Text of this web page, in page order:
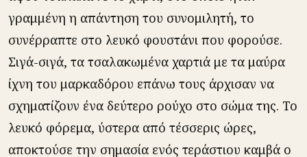
γραμμένη η απάντηση του συνομιλητή, το
συνέρραπτε στο λευκό φουστάνι που φορούσε.
Σιγά-σιγά, τα τσαλακωμένα χαρτιά με τα μαύρα
ίχνη του μαρκαδόρου επάνω τους άρχισαν να
σχηματίζουν ένα δεύτερο ρούχο στο σώμα της. Το
λευκό φόρεμα, ύστερα από τέσσερις ώρες,
αποκτούσε την σημασία ενός τεράστιου καμβά ο